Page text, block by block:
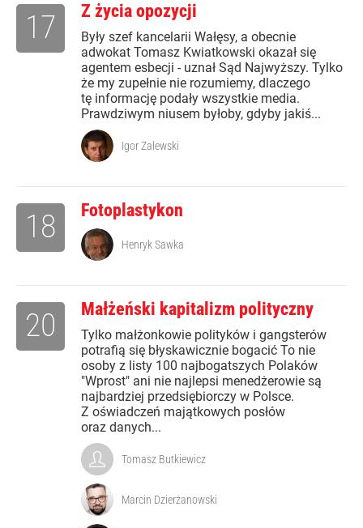
Z życia opozycji
Były szef kancelarii Wałęsy, a obecnie
adwokat Tomasz Kwiatkowski okazał się
agentem esbecji - uznał Sąd Najwyższy. Tylko
że my zupełnie nie rozumiemy, dlaczego
tę informację podały wszystkie media.
Prawdziwym niusem byłoby, gdyby jakiś...
17
Igor Zalewski
Fotoplastykon
18 Henryk Sawka
Małżeński kapitalizm polityczny
Tylko małżonkowie polityków i gangsterów
potrafią się błyskawicznie bogacić To nie
osoby z listy 100 najbogatszych Polaków
"Wprost" ani nie najlepsi menedżerowie są
najbardziej przedsiębiorczy w Polsce.
Z oświadczeń majątkowych posłów
oraz danych...
20
Tomasz Butkiewicz
Marcin Dzierżanowski